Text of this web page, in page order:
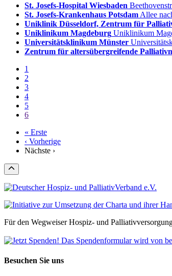
St. Josefs-Hospital Wiesbaden
St. Josefs-Krankenhaus Potsdam Allee
Uniklinik Düsseldorf, Zentrum für
Uniklinikum Magdeburg Uniklinikum
Universitätsklinikum Münster
Zentrum für altersübergreifende
1
2
3
4
5
6
« Erste
‹ Vorherige
Nächste ›
Für den Wegweiser Hospiz- und
Besuchen Sie uns